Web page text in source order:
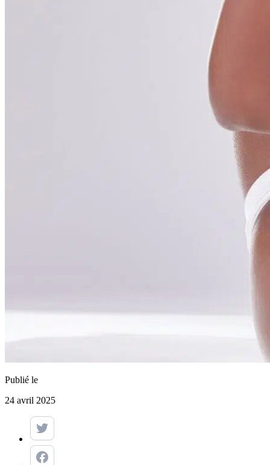
Publié le
24 avril 2025